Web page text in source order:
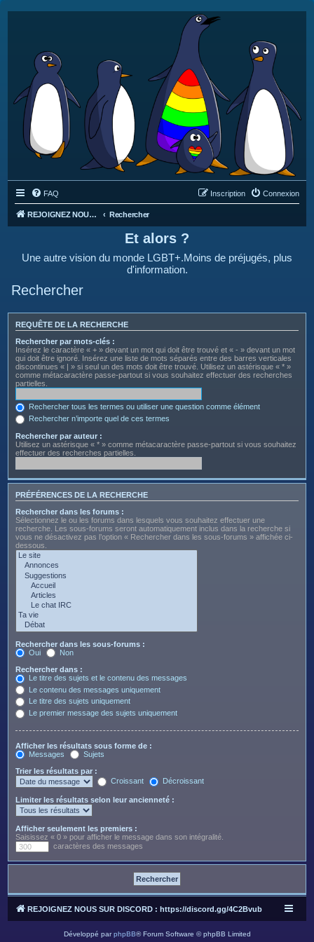
FAQ Connexion
Inscription
REJOIGNEZ NOUS SUR DISCORD : https://discord.gg/4C2Bvub Rechercher
Et alors ?
Une autre vision du monde LGBT+.Moins de préjugés, plus
d'information.
Rechercher
REQUÊTE DE LA RECHERCHE
Rechercher par mots-clés :
Insérez le caractère « + » devant un mot qui doit être trouvé et « - » devant un mot
qui doit être ignoré. Insérez une liste de mots séparés entre des barres verticales
discontinues « | » si seul un des mots doit être trouvé. Utilisez un astérisque « * »
comme métacaractère passe-partout si vous souhaitez effectuer des recherches
partielles.
Rechercher tous les termes ou utiliser une question comme élément
Rechercher n’importe quel de ces termes
Rechercher par auteur :
Utilisez un astérisque « * » comme métacaractère passe-partout si vous souhaitez
effectuer des recherches partielles.
PRÉFÉRENCES DE LA RECHERCHE
Rechercher dans les forums :
Sélectionnez le ou les forums dans lesquels vous souhaitez effectuer une
recherche. Les sous-forums seront automatiquement inclus dans la recherche si
vous ne désactivez pas l’option « Rechercher dans les sous-forums » affichée ci-
dessous.
Rechercher dans les sous-forums :
Oui
Non
Rechercher dans :
Le titre des sujets et le contenu des messages
Le contenu des messages uniquement
Le titre des sujets uniquement
Le premier message des sujets uniquement
Afficher les résultats sous forme de :
Messages
Sujets
Trier les résultats par :
Croissant
Décroissant
Limiter les résultats selon leur ancienneté :
Afficher seulement les premiers :
Saisissez « 0 » pour afficher le message dans son intégralité.
caractères des messages
REJOIGNEZ NOUS SUR DISCORD : https://discord.gg/4C2Bvub
Développé parphpBB® Forum Software © phpBB Limited